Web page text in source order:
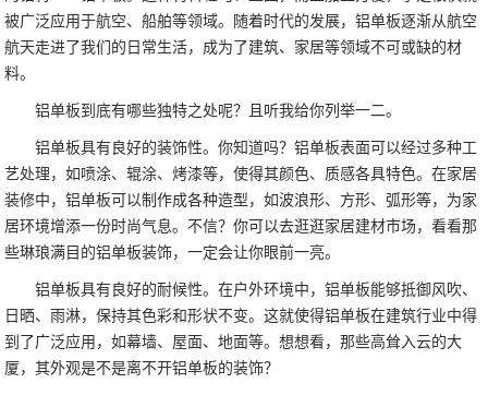
被广泛应用于航空、船舶等领域。随着时代的发展，铝单板逐渐从航空
航天走进了我们的日常生活，成为了建筑、家居等领域不可或缺的材
料。
铝单板到底有哪些独特之处呢？且听我给你列举一二。
铝单板具有良好的装饰性。你知道吗？铝单板表面可以经过多种工
艺处理，如喷涂、辊涂、烤漆等，使得其颜色、质感各具特色。在家居
装修中，铝单板可以制作成各种造型，如波浪形、方形、弧形等，为家
居环境增添一份时尚气息。不信？你可以去逛逛家居建材市场，看看那
些琳琅满目的铝单板装饰，一定会让你眼前一亮。
铝单板具有良好的耐候性。在户外环境中，铝单板能够抵御风吹、
日晒、雨淋，保持其色彩和形状不变。这就使得铝单板在建筑行业中得
到了广泛应用，如幕墙、屋面、地面等。想想看，那些高耸入云的大
厦，其外观是不是离不开铝单板的装饰？